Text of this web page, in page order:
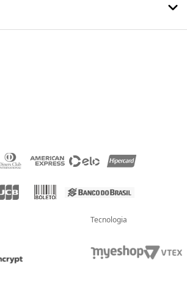
Tecnologia